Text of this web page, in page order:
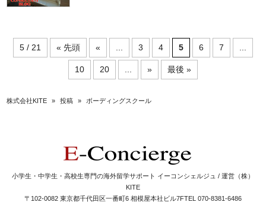
5 / 21 « 先頭 « 3 4 5 6 7
10 20 » 最後 »
株式会社KITE » 投稿 » ボーディングスクール
小学生・中学生・高校生専門の海外留学サポート イーコンシェルジュ / 運営（株）
KITE
〒102-0082 東京都千代田区一番町6 相模屋本社ビル7FTEL 070-8381-6486